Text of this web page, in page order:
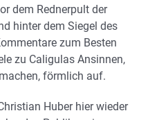
dem Rednerpult der
hinter dem Siegel des
zum Besten
zu Caligulas Ansinnen,
förmlich auf.
Huber hier wieder